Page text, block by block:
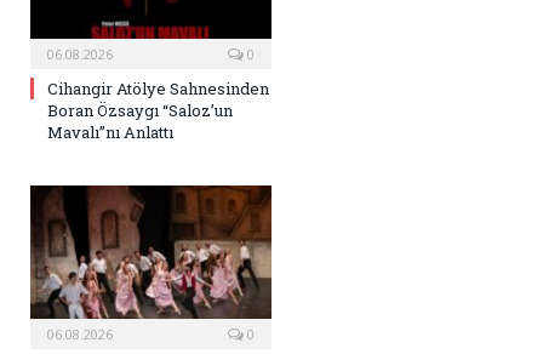
06.08.2026 0
Cihangir Atölye Sahnesinden
Boran Özsaygı “Saloz’un
Mavalı”nı Anlattı
06.08.2026 0